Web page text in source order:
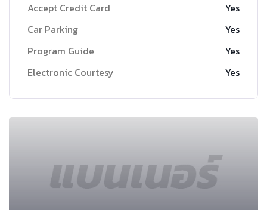
Accept Credit Card
Yes
Car Parking
Yes
Program Guide
Yes
Electronic Courtesy
Yes